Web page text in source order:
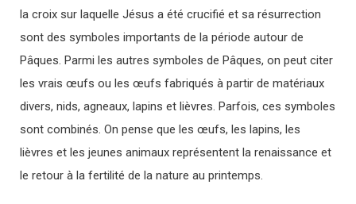
la croix sur laquelle Jésus a été crucifié et sa résurrection
sont des symboles importants de la période autour de
Pâques. Parmi les autres symboles de Pâques, on peut citer
les vrais œufs ou les œufs fabriqués à partir de matériaux
divers, nids, agneaux, lapins et lièvres. Parfois, ces symboles
sont combinés. On pense que les œufs, les lapins, les
lièvres et les jeunes animaux représentent la renaissance et
le retour à la fertilité de la nature au printemps.